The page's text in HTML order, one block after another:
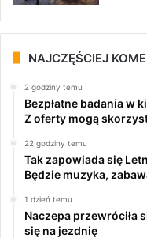
NAJCZĘŚCIEJ
2 godziny temu
Bezpłatne badania w
Z oferty mogą
22 godziny temu
Tak zapowiada się
Będzie muzyka,
1 dzień temu
Naczepa przewróciła
się na jezdnię